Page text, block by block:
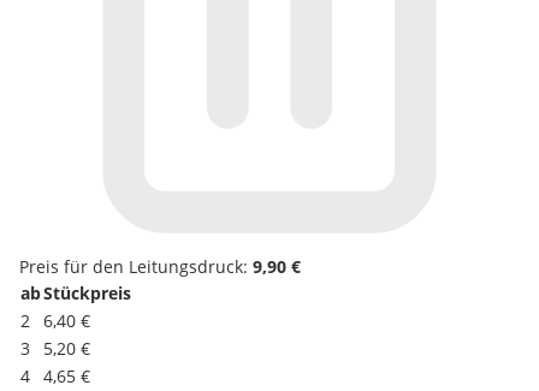
Preis für den Leitungsdruck: 9,90 €
abStückpreis
2 6,40 €
3
5,20 €
4 4,65 €